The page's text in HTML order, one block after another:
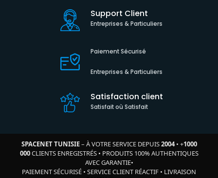
Support Client
Entreprises & Particuliers
Paiement Sécurisé
Entreprises & Particuliers
Satisfaction client
Satisfait où Satisfait
SPACENET TUNISIE– À VOTRE SERVICE DEPUIS2004• +1000
000CLIENTS ENREGISTRÉS• PRODUITS 100% AUTHENTIQUES
AVEC GARANTIE•
PAIEMENT SÉCURISÉ • SERVICE CLIENT RÉACTIF • LIVRAISON